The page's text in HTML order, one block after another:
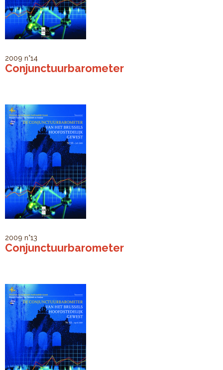
2009 n°14
Conjunctuurbarometer
2009 n°13
Conjunctuurbarometer